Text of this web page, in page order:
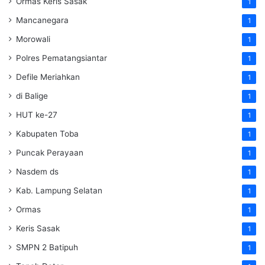
1
Mancanegara 1
Morowali 1
Polres Pematangsiantar 1
Defile Meriahkan 1
di Balige 1
HUT ke-27 1
Kabupaten Toba 1
Puncak Perayaan 1
Nasdem ds 1
Kab. Lampung Selatan 1
Ormas 1
Keris Sasak 1
SMPN 2 Batipuh 1